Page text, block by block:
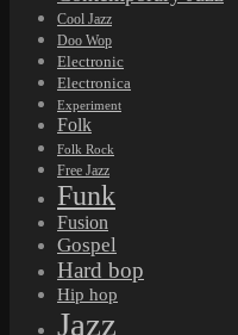
Cool Jazz
Doo Wop
Electronic
Electronica
Experiment
Folk
Folk Rock
Free Jazz
Funk
Fusion
Gospel
Hard bop
Hip hop
Jazz